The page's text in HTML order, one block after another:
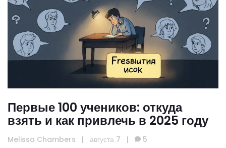
Первые 100 учеников: откуда
взять и как привлечь в 2025 году
Melissa Chambers | августа 7 | 5